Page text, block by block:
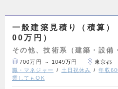
一般建築見積り（積算
00万円）
その他、技術系（建築・設備
700万円 ～ 1049万円 東京都
職・マネジャー
土日祝休み 年収
業してもOK